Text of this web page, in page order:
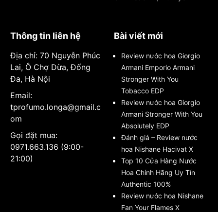
Thông tin liên hệ
Địa chỉ: 70 Nguyễn Phúc
Lai, Ô Chợ Dừa, Đống
Đa, Hà Nội
Email:
tprofumo.longa@gmail.c
om
Gọi đặt mua:
0971.663.136 (9:00-
21:00)
Bài viết mới
Review nước hoa Giorgio
Armani Emporio Armani
Stronger With You
Tobacco EDP
Review nước hoa Giorgio
Armani Stronger With You
Absolutely EDP
Đánh giá – Review nước
hoa Nishane Hacivat X
Top 10 Cửa Hàng Nước
Hoa Chính Hãng Uy Tín
Authentic 100%
Review nước hoa Nishane
Fan Your Flames X